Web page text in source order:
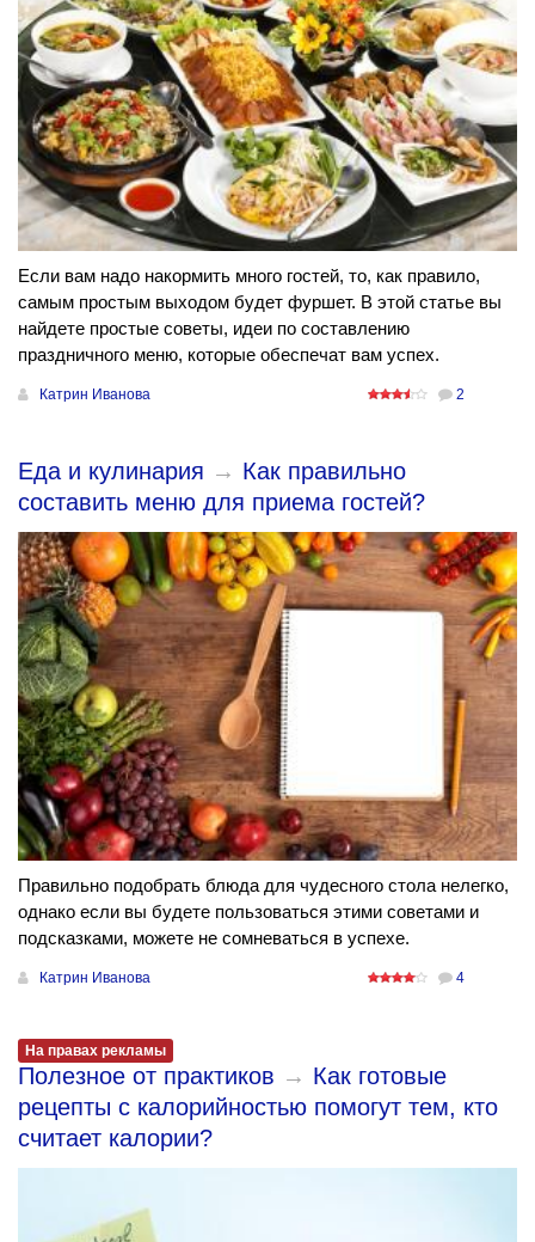
Если вам надо накормить много гостей, то, как правило,
самым простым выходом будет фуршет. В этой статье вы
найдете простые советы, идеи по составлению
праздничного меню, которые обеспечат вам успех.
Катрин Иванова 2
Еда и кулинария → Как правильно
составить меню для приема гостей?
Правильно подобрать блюда для чудесного стола нелегко,
однако если вы будете пользоваться этими советами и
подсказками, можете не сомневаться в успехе.
Катрин Иванова 4
На правах рекламы
Полезное от практиков → Как готовые
рецепты с калорийностью помогут тем, кто
считает калории?